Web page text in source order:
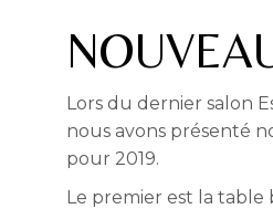
Lors du dernier salon
nous avons présenté
pour 2019.
Le premier est la table